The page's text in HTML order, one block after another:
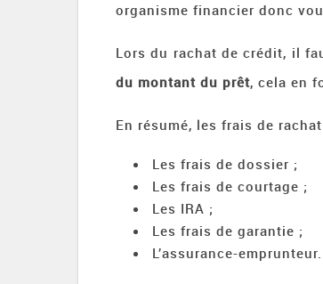
organisme financier donc
Lors du rachat de crédit, il
du montant du prêt, cela en
En résumé, les frais de
Les frais de dossier ;
Les frais de courtage ;
Les IRA ;
Les frais de garantie ;
L’assurance-emprunteur.